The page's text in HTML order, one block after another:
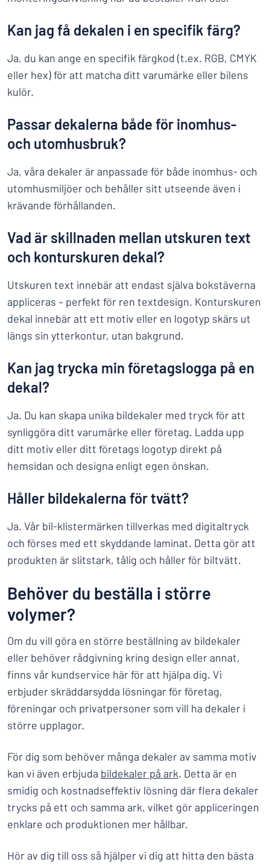
Kan jag få dekalen i en specifik färg?
Ja, du kan ange en specifik färgkod (t.ex. RGB, CMYK
eller hex) för att matcha ditt varumärke eller bilens
kulör.
Passar dekalerna både för inomhus-
och utomhusbruk?
Ja, våra dekaler är anpassade för både inomhus- och
utomhusmiljöer och behåller sitt utseende även i
krävande förhållanden.
Vad är skillnaden mellan utskuren text
och konturskuren dekal?
Utskuren text innebär att endast själva bokstäverna
appliceras – perfekt för ren textdesign. Konturskuren
dekal innebär att ett motiv eller en logotyp skärs ut
längs sin ytterkontur, utan bakgrund.
Kan jag trycka min företagslogga på en
dekal?
Ja. Du kan skapa unika bildekaler med tryck för att
synliggöra ditt varumärke eller företag. Ladda upp
ditt motiv eller ditt företags logotyp direkt på
hemsidan och designa enligt egen önskan.
Håller bildekalerna för tvätt?
Ja. Vår bil-klistermärken tillverkas med digitaltryck
och förses med ett skyddande laminat. Detta gör att
produkten är slitstark, tålig och håller för biltvätt.
Behöver du beställa i större
volymer?
Om du vill göra en större beställning av bildekaler
eller behöver rådgivning kring design eller annat,
finns vår kundservice här för att hjälpa dig. Vi
erbjuder skräddarsydda lösningar för företag,
föreningar och privatpersoner som vill ha dekaler i
större upplagor.
För dig som behöver många dekaler av samma motiv
kan vi även erbjuda bildekaler på ark. Detta är en
smidig och kostnadseffektiv lösning där flera dekaler
trycks på ett och samma ark, vilket gör appliceringen
enklare och produktionen mer hållbar.
Hör av dig till oss så hjälper vi dig att hitta den bästa